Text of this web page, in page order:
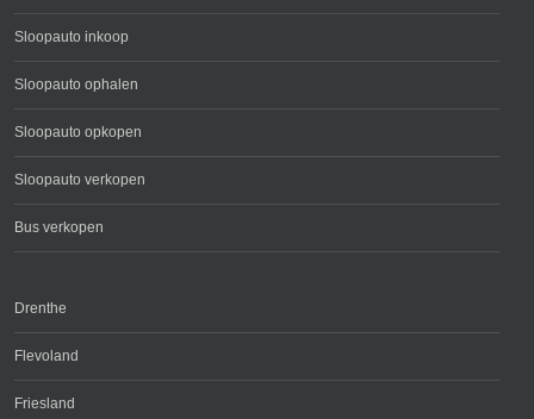
Sloopauto inkoop
Sloopauto ophalen
Sloopauto opkopen
Sloopauto verkopen
Bus verkopen
Drenthe
Flevoland
Friesland